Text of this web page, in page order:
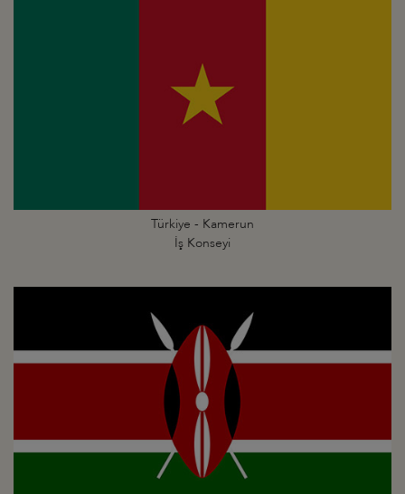
Türkiye - Kamerun
İş Konseyi